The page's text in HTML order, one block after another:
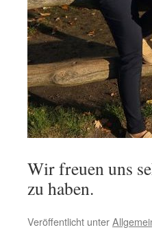
Wir freuen uns
zu haben.
Veröffentlicht unter